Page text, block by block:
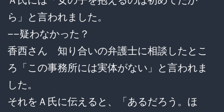
ら」と言われました。
−−疑わなかった？
香西さん 知り合いの弁護士に相談したとこ
ろ「この事務所には実体がない」と言われま
した。
それをＡ氏に伝えると、「あるだろう。ほ